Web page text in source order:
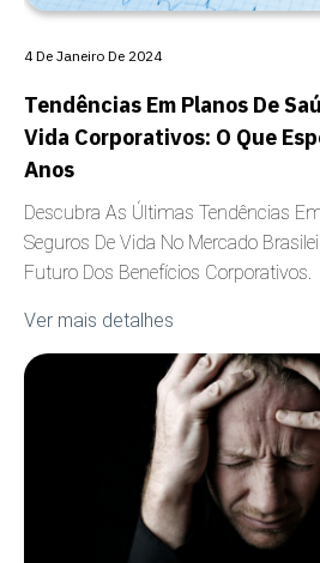
Tendências Em Planos De
Vida Corporativos: O Que
Anos
Descubra As Últimas Tendências
Seguros De Vida No Mercado
Futuro Dos Benefícios Corporativos.
Ver mais detalhes
4 De Janeiro De 2024